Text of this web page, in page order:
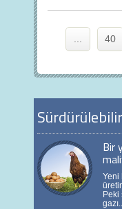
40
Bir
Yeni
Peki